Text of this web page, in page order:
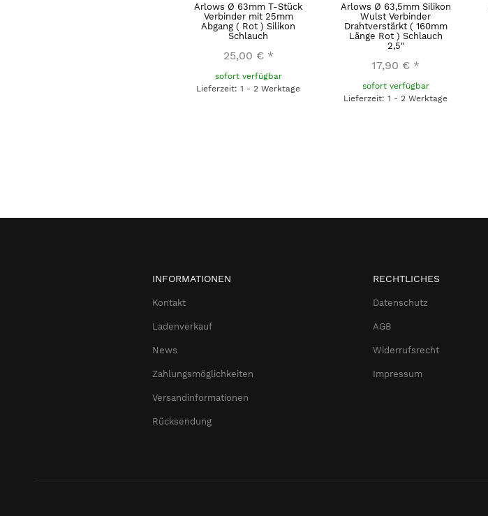
Arlows Ø 63mm T-Stück
Verbinder mit 25mm
Abgang ( Rot ) Silikon
Schlauch
25,00 € *
sofort verfügbar
Lieferzeit: 1 - 2 Werktage
Arlows Ø 63,5mm Silikon
Wulst Verbinder
Drahtverstärkt ( 160mm
Länge Rot ) Schlauch
2,5"
17,90 € *
sofort verfügbar
Lieferzeit: 1 - 2 Werktage
INFORMATIONEN
Kontakt
Ladenverkauf
News
Zahlungsmöglichkeiten
Versandinformationen
Rücksendung
RECHTLICHES
Datenschutz
AGB
Widerrufsrecht
Impressum